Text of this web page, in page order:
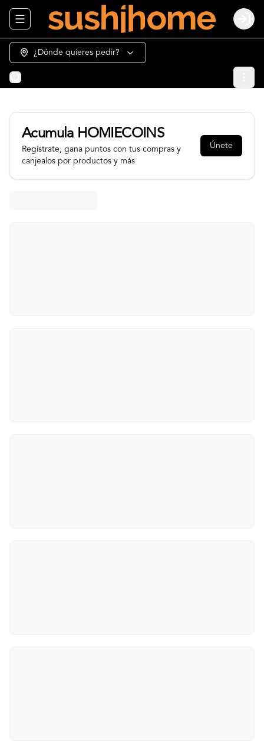
Abrir menu de navegación Login
¿Dónde quieres pedir?
Acumula HOMIECOINS
Regístrate, gana puntos con tus compras y
canjealos por productos y más
Únete